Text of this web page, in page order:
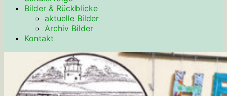
Bilder & Rückblicke
aktuelle Bilder
Archiv Bilder
Kontakt